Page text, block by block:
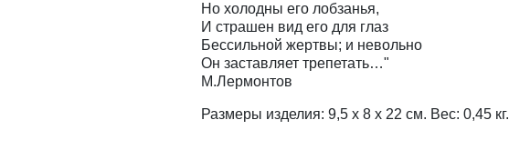
Но холодны его лобзанья,
И страшен вид его для глаз
Бессильной жертвы; и невольно
Он заставляет трепетать…"
М.Лермонтов
Размеры изделия: 9,5 x 8 x 22 см. Вес: 0,45 кг.